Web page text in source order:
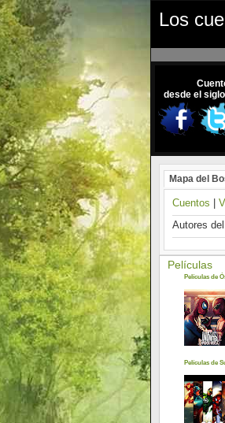
Los
desde el
Mapa del
Cuentos
Autores
Películas
Películas de
Películas de